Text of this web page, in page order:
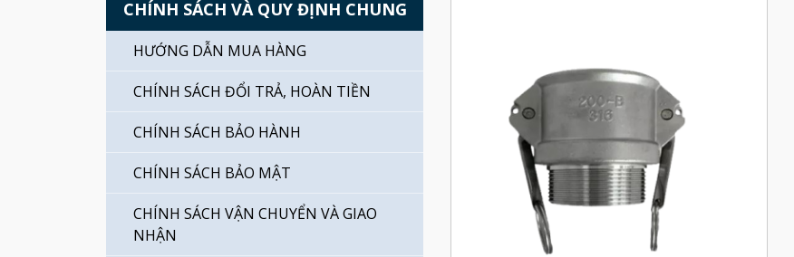
CHÍNH SÁCH VÀ QUY ĐỊNH CHUNG
HƯỚNG DẪN MUA HÀNG
CHÍNH SÁCH ĐỔI TRẢ, HOÀN TIỀN
CHÍNH SÁCH BẢO HÀNH
CHÍNH SÁCH BẢO MẬT
CHÍNH SÁCH VẬN CHUYỂN VÀ GIAO
NHẬN